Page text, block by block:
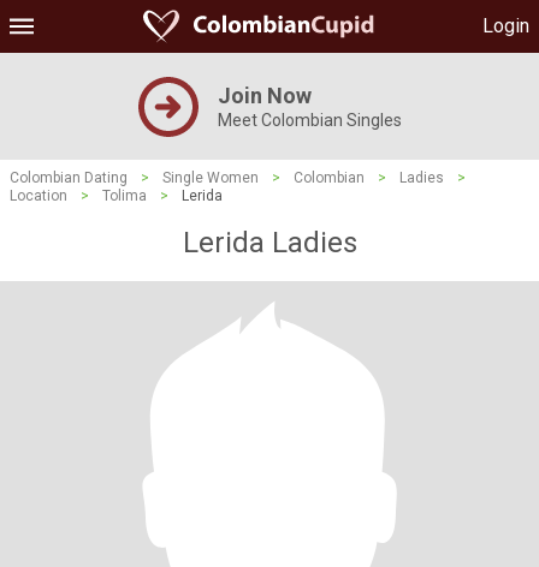
Login
Join Now
Meet Colombian Singles
Colombian Dating > Single Women > Colombian > Ladies
>
Location
> Tolima > Lerida
Lerida Ladies